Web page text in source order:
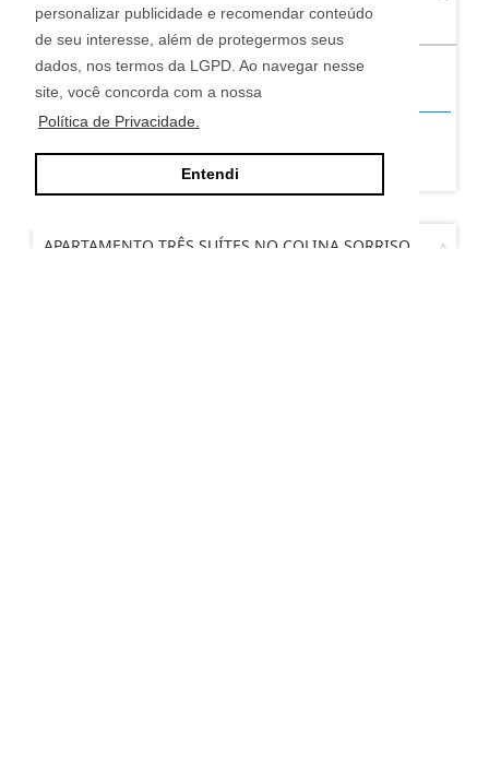
personalizar publicidade e recomendar conteúdo
de seu interesse, além de protegermos seus
dados, nos termos da LGPD. Ao navegar nesse
site, você concorda com a nossa
Política de Privacidade.
Entendi
Exposição - Caxias do Sul
3 2 1
Consultar
APARTAMENTO TRÊS SUÍTES NO COLINA SORRISO